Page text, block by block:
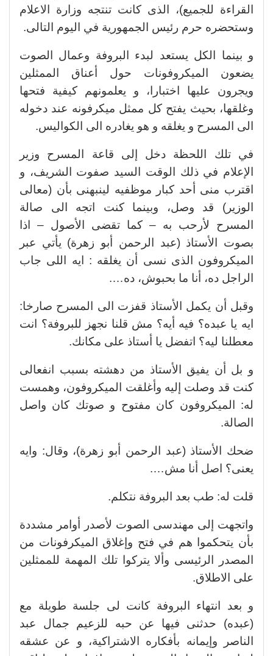
القراءة للجميع)، الذى كانت تنتجه وزارة الاعلام
وستحضره حرم رئيس الجمهورية في اليوم التالى.
و بينما الكل يستعد لبدء البروفة وعمال الصوت
يضعون الميكروفونات حول أعناق الممثلين
ويجرون عليها اختبارا، و يعلمونهم كيفية فتحها
وغلقها، بحيث يفتح كل ممثل ميكرفونه عند دخوله
الى المسرح و يغلقه و هو يغادره الى الكواليس.
في تلك اللحظة دخل إلى قاعة المسرح وزير
الإعلام في ذلك الوقت السيد صفوت الشريف، و
اقترب منى أحد كبار موظفيه لينبهنى بأن (معالى
الوزير) قد وصل، وبينما كنت اتجه الى صالة
المسرح لأرحب به – كما تقضى الأصول – اذا
بصوت الأستاذ (عبد الرحمن أبو زهرة) يأتي عبر
الميكروفون الذى نسى أن يغلقه : ايه اللى جاب
الراجل ده، أنا ما بحبوش، ده….
وقبل أن يكمل الأستاذ قفزت الى المسرح صارخا:
ايه يا عبده؟ فيه أيه؟ مش قلنا نجهز للبروفة؟ انت
معطلنا ليه؟ اتفضل يا أستاذ على مكانك.
و بل أن يفيق الأستاذ من دهشته بسبب انفعالى
كنت قد وصلت إليه وأغلقت الميكروفون، وهمست
له: الميكروفون كان مفتوح و صوتك كان واصل
الصالة.
ضحك الأستاذ (عبد الرحمن أبو زهرة)، وقال: وايه
يعنى؟ اصل أنا مش….
قلت له: طب بعد البروفة نتكلم.
واتجهت إلى مهندسى الصوت لأصدر أوامر مشددة
بأن يتحكموا هم في فتح وإغلاق الميكرفونات من
المصدر الرئيسى وألا يتركوا تلك المهمة للممثلين
على الاطلاق.
و بعد انتهاء البروفة كانت لى جلسة طويلة مع
(عبده) حدثنى فيها عن حبه للزعيم جمال عبد
الناصر وإيمانه بأفكاره الاشتراكية، و عن عشقه